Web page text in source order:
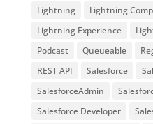
Lightning
Lightning
Lightning Experience
Podcast
Queueable
REST API
Salesforce
SalesforceAdmin
Salesforce Developer